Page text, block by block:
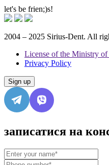
let's be frien;)s!
2004 – 2025 Sirius-Dent. All
License of the Ministry
Privacy Policy
Sign up
записатися на